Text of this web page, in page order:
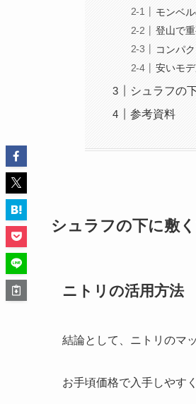
モンベ
登山で
コンパ
安いモ
シュラフの
参考資料
シュラフの下に敷
ニトリの活用方法
結論として、ニトリのマ
お手頃価格で入手しやす